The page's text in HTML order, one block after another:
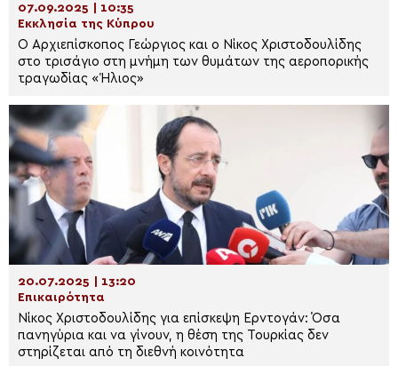
07.09.2025 | 10:35
Εκκλησία της Κύπρου
Ο Αρχιεπίσκοπος Γεώργιος και ο Νίκος Χριστοδουλίδης
στο τρισάγιο στη μνήμη των θυμάτων της αεροπορικής
τραγωδίας «Ήλιος»
20.07.2025 | 13:20
Επικαιρότητα
Νίκος Χριστοδουλίδης για επίσκεψη Ερντογάν: Όσα
πανηγύρια και να γίνουν, η θέση της Τουρκίας δεν
στηρίζεται από τη διεθνή κοινότητα